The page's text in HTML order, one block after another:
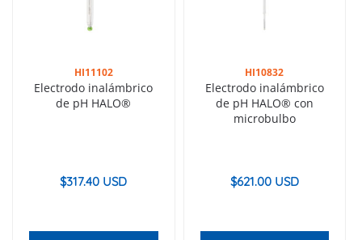
HI11102
Electrodo inalámbrico
de pH HALO®
$317.40 USD
HI10832
Electrodo inalámbrico
de pH HALO® con
microbulbo
$621.00 USD